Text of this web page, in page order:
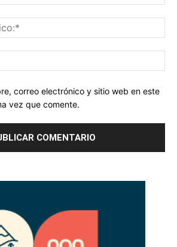
correo electrónico y sitio web en este
vez que comente.